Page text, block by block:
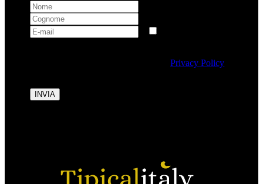
dei dati personali conformemente allaPrivacy Policy
INVIA